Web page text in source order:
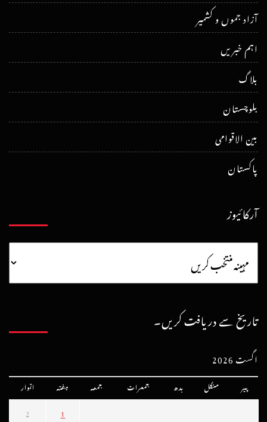
آزاد جموں و کشمیر
اہم خبریں
بلاگ
بلوچستان
بین الاقوامی
پاکستان
آرکائیوز
تاریخ سے دریافت کریں۔
اگست 2026
پیر منگل بدھ جمعرات جمعہ ہفتہ اتوار
1
2